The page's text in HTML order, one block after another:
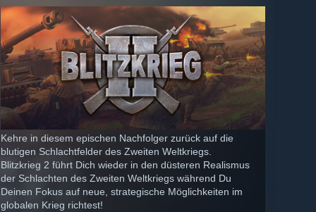
Kehre in diesem epischen Nachfolger zurück auf die
blutigen Schlachtfelder des Zweiten Weltkriegs.
Blitzkrieg 2 führt Dich wieder in den düsteren Realismus
der Schlachten des Zweiten Weltkriegs während Du
Deinen Fokus auf neue, strategische Möglichkeiten im
globalen Krieg richtest!